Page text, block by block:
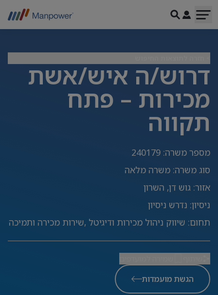
דרוש/ה איש/אשת
מכירות – פתח
תקווה
מספר משרה:
240179
סוג משרה: משרה מלאה
אזור: גוש דן, השרון
ניסיון: נדרש ניסיון
תחום: שיווק ניהול מכירות ודיגיטל ,שירות מכירה ותמיכה
הגשת מועמדות